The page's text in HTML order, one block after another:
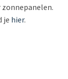
zonnepanelen.
je hier.